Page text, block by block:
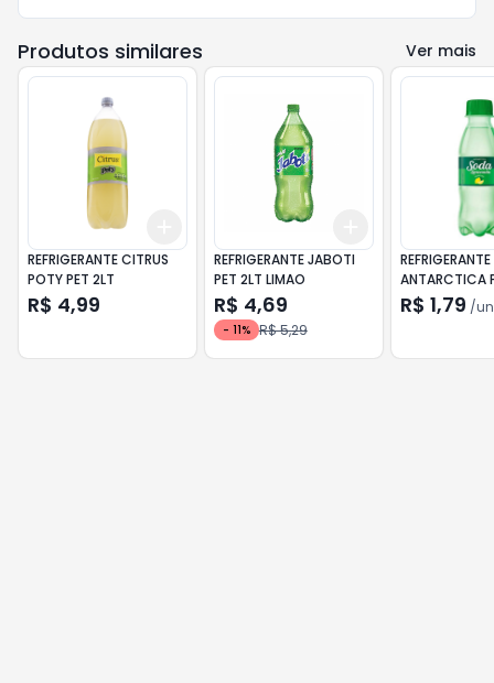
Produtos similares Ver mais
REFRIGERANTE CITRUS
POTY PET 2LT
R$ 4,99
10
REFRIGERANTE JABOTI
PET 2LT LIMAO
R$ 4,69
- 11% R$ 5,29
ANTARCTICA
R$ 1,79 /un